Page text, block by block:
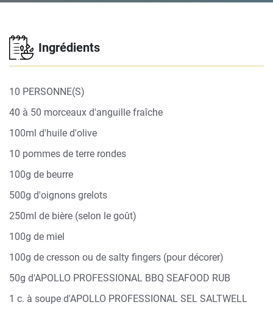
Ingrédients
10 PERSONNE(S)
40 à 50 morceaux d'anguille fraîche
100ml d'huile d'olive
10 pommes de terre rondes
100g de beurre
500g d'oignons grelots
250ml de bière (selon le goût)
100g de miel
100g de cresson ou de salty fingers (pour décorer)
50g d'APOLLO PROFESSIONAL BBQ SEAFOOD RUB
1 c. à soupe d'APOLLO PROFESSIONAL SEL SALTWELL